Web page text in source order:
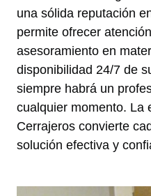
una sólida reputación
permite ofrecer
asesoramiento en
disponibilidad 24/7 de
siempre habrá un
cualquier momento. La
Cerrajeros convierte
solución efectiva y